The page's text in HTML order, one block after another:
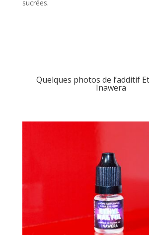
sucrées.
Quelques photos de l’additif
Inawera